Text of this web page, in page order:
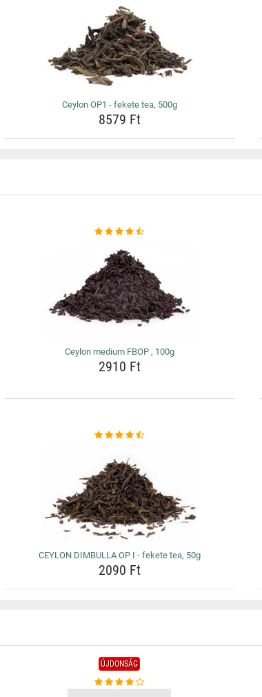
Ceylon OP1 - fekete tea, 500g
8579 Ft
Ceylon medium FBOP , 100g
2910 Ft
CEYLON DIMBULLA OP I - fekete tea, 50g
2090 Ft
ÚJDONSÁG